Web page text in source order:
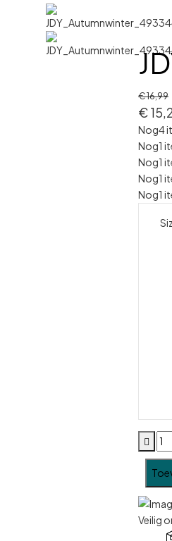
€16,99
€
Nog4
Nog1
Nog1
Nog1
Nog1
Veilig